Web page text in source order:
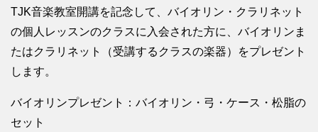
TJK音楽教室開講を記念して、バイオリン・クラリネット
の個人レッスンのクラスに入会された方に、バイオリンま
たはクラリネット（受講するクラスの楽器）をプレゼント
します。
バイオリンプレゼント：バイオリン・弓・ケース・松脂の
セット